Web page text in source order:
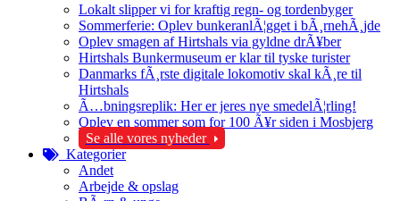
Lokalt slipper vi for kraftig regn- og tordenbyger
Sommerferie: Oplev bunkeranlÃ¦gget i bÃ¸rnehÃ¸jde
Oplev smagen af Hirtshals via gyldne drÃ¥ber
Hirtshals Bunkermuseum er klar til tyske turister
Danmarks fÃ¸rste digitale lokomotiv skal kÃ¸re til
Hirtshals
Ã…bningsreplik: Her er jeres nye smedelÃ¦rling!
Oplev en sommer som for 100 Ã¥r siden i Mosbjerg
Se alle vores nyheder
Kategorier
Andet
Arbejde & opslag